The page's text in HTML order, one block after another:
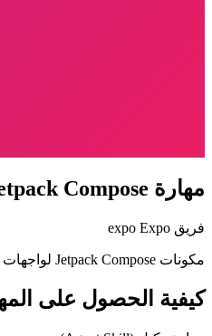
مهارة Expo Ui Jetpack Compose
فريق Expo expo
مكونات Jetpack Compose لواجهات المستخدم في Expo
كيفية الحصول على